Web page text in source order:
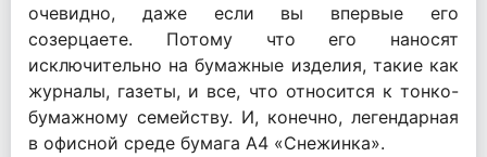
очевидно, даже если вы впервые его
созерцаете. Потому что его наносят
исключительно на бумажные изделия, такие как
журналы, газеты, и все, что относится к тонко-
бумажному семейству. И, конечно, легендарная
в офисной среде бумага А4 «Снежинка».